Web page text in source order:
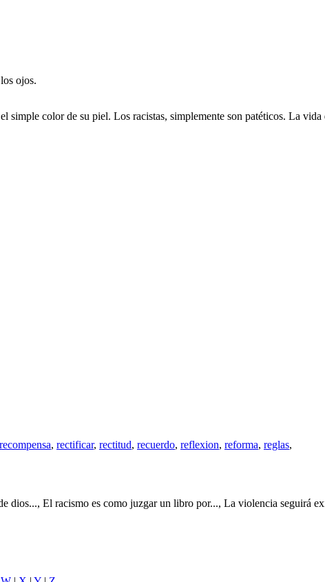
ojos.
simple color de su piel. Los racistas, simplemente son patéticos. La
recompensa, rectificar, rectitud, recuerdo, reflexion, reforma, reglas,
dios..., El racismo es como juzgar un libro por..., La violencia seguirá